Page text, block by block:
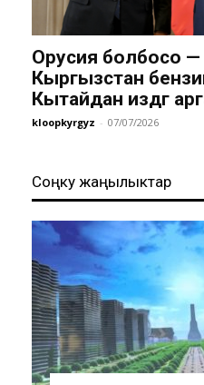
Орусия болбосо
Кыргызстан
Кытайдан издөөгө
kloopkyrgyz - 07/07/2026
Соңку жаңылыктар